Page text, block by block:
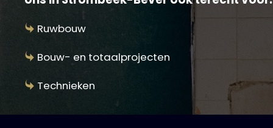
Ruwbouw
Bouw- en totaalprojecten
Technieken